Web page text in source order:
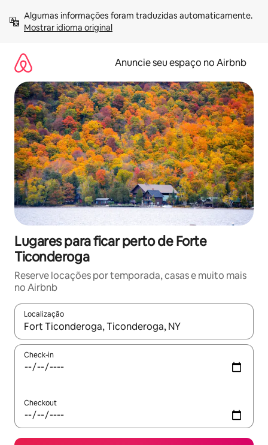
para
Mostrar idioma original
Anuncie seu espaço no Airbnb
Lugares para ficar perto de Forte
Ticonderoga
Reserve locações por temporada, casas e muito mais
no Airbnb
Localização
Quando os resultados estiverem disponíveis, explore-os
Check-in
Checkout